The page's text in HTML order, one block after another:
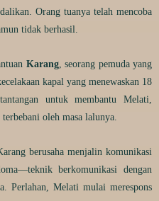
Orang tuanya telah mencoba
tidak berhasil.
Karang, seorang pemuda yang
kapal yang menewaskan 18
untuk membantu Melati,
oleh masa lalunya.
berusaha menjalin komunikasi
berkomunikasi dengan
Perlahan, Melati mulai merespons